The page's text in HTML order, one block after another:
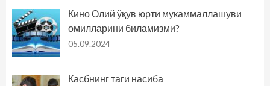
Кино Олий ўқув юрти мукаммаллашуви
омилларини биламизми?
05.09.2024
Касбнинг таги насиба